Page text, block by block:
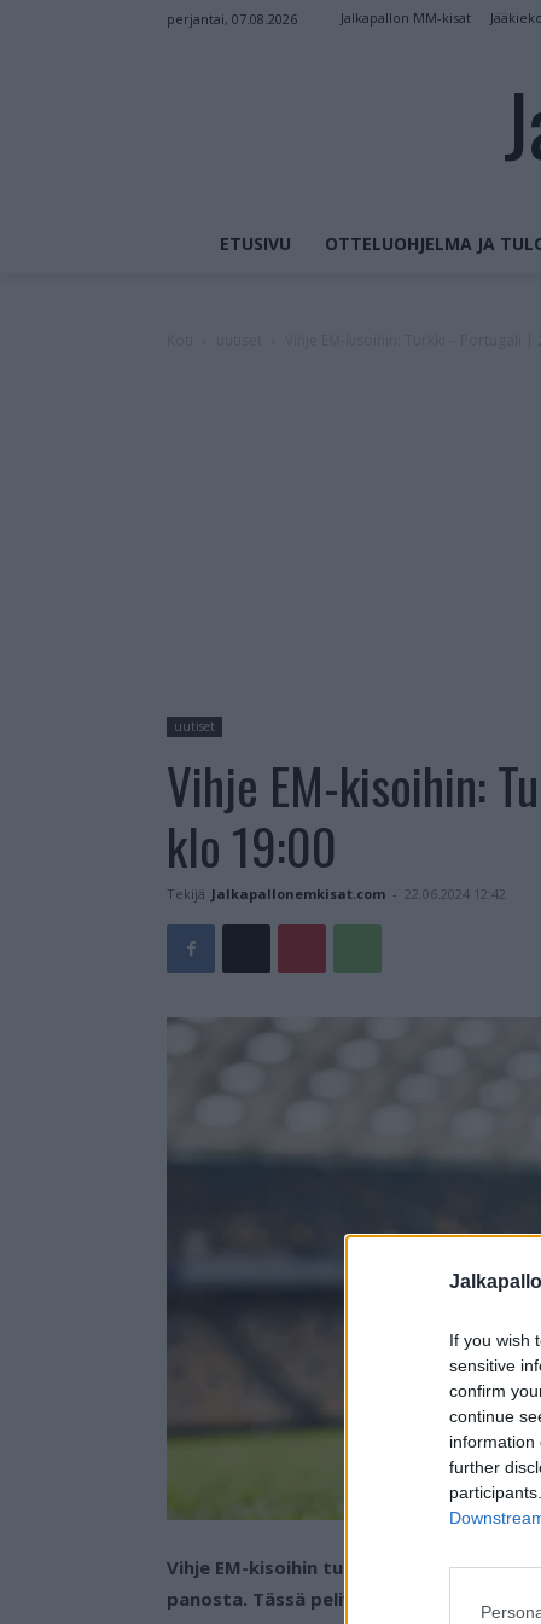
If you wish
sensitive
confirm
continue
information
further
perjantai, 07.08.2026 Jalkapallon MM-kisat
ETUSIVU OTTELUOHJELMA JA
uutiset
Vihje EM-kisoihin:
klo 19:00
Tekijä Jalkapallonemkisat.com - 22.06.2024 12:42
Vihje EM-kisoihin tulee lauantaina
panosta. Tässä pelivalinta otteluun.